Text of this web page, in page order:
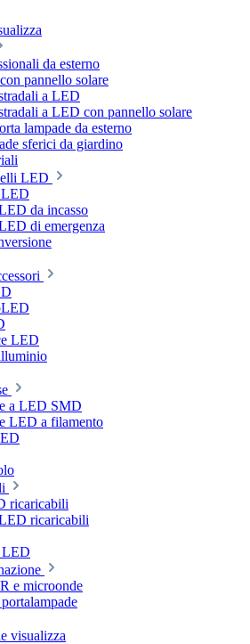
da esterno
pannello solare
a LED
a LED con pannello solare
lampade da esterno
sferici da giardino
LED
LED
da incasso
di emergenza
LED
a LED SMD
LED a filamento
ricaricabili
ricaricabili
LED
e microonde
visualizza